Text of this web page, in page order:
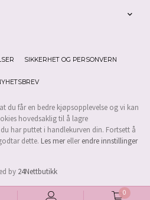
0
SIKKERHET OG PERSONVERN
du får en bedre kjøpsopplevelse og vi kan
hovedsaklig til å lagre
har puttet i handlekurven din. Fortsett å
dette. Les merellerendre innstillinger
by 24Nettbutikk